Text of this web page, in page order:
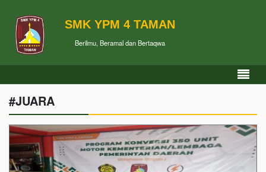
SMK YPM 4 TAMAN
Berilmu, Beramal dan Bertaqwa
#JUARA